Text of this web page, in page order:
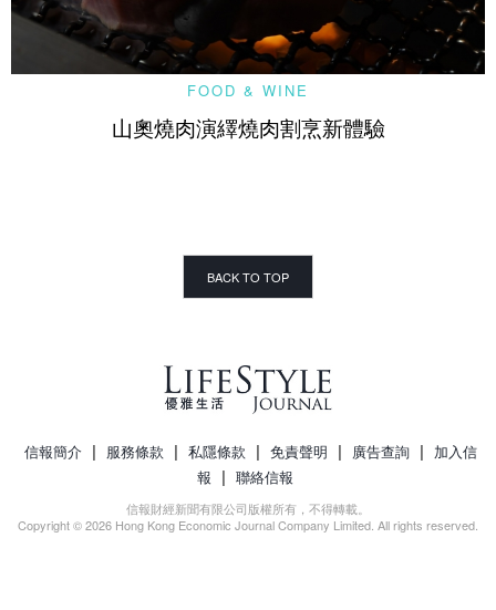
FOOD & WINE
山奧燒肉演繹燒肉割烹新體驗
BACK TO TOP
信報簡介 | 服務條款 | 私隱條款 | 免責聲明 | 廣告查詢 | 加入信
報 | 聯絡信報
信報財經新聞有限公司版權所有，不得轉載。
Copyright © 2026 Hong Kong Economic Journal Company Limited. All rights reserved.